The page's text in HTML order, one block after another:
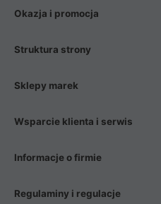
Okazja i promocja
Struktura strony
Sklepy marek
Wsparcie klienta i serwis
Informacje o firmie
Regulaminy i regulacje